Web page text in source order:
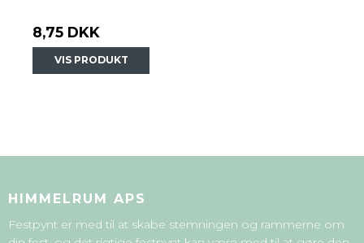
8,75 DKK
VIS PRODUKT
HIMMELRUM APS
Festpynt er med til at skabe stemningen og rammerne om